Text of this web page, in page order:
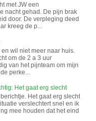
met JW een
nacht gehad. De pijn brak
door. De verpleging deed
kreeg de p...
wil niet meer naar huis.
om de 2 a 3 uur
van het pijnteam om mijn
perke...
Het gaat erg slecht
Het gaat erg slecht
verslechtert snel en ik
mee houden dat het eind